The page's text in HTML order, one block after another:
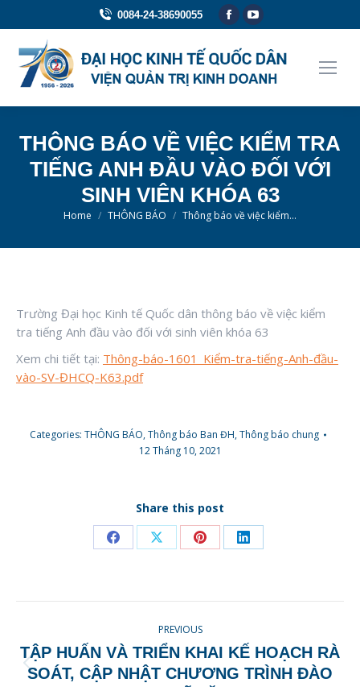
0084-24-38690055
Facebook
opens
in
YouTube
opens
in
THÔNG BÁO VỀ VIỆC KIỂM TRA
TIẾNG ANH ĐẦU VÀO ĐỐI VỚI
SINH VIÊN KHÓA 63
You are here:
Home THÔNG BÁO Thông báo về việc kiểm…
Trường Đại học Kinh tế Quốc dân thông báo về việc kiểm
tra tiếng Anh đầu vào đối với sinh viên khóa 63
Xem chi tiết tại: Thông-báo-1601_Kiểm-tra-tiếng-Anh-đầu-
vào-SV-ĐHCQ-K63.pdf
Categories: THÔNG BÁO,Thông báo Ban ĐH,Thông báo chung
12 Tháng 10, 2021
Share this post
Share Share Share Share
NAVIGATION
PREVIOUS
Previous
TẬP HUẤN VÀ TRIỂN KHAI KẾ HOẠCH RÀ
SOÁT, CẬP NHẬT CHƯƠNG TRÌNH ĐÀO